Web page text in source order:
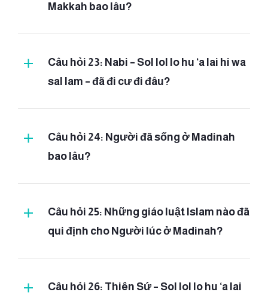
Makkah bao lâu?
Câu hỏi 23: Nabi – Sol lol lo hu ‘a lai hi wa
sal lam – đã đi cư đi đâu?
Câu hỏi 24: Người đã sống ở Madinah
bao lâu?
Câu hỏi 25: Những giáo luật Islam nào đã
qui định cho Người lúc ở Madinah?
Câu hỏi 26: Thiên Sứ – Sol lol lo hu ‘a lai